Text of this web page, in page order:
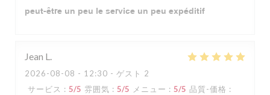
peut-être un peu le service un peu expéditif
Jean L
2026-08-08 - 12:30 - ゲスト 2
サービス : 5/5 雰囲気 : 5/5 メニュー : 5/5 品質-価格 :